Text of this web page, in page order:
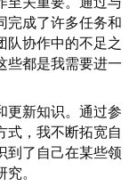
完成了许多任务和
队协作中的不足之
些都是我需要进一
更新知识。通过参
式，我不断拓宽自
到了自己在某些领
。